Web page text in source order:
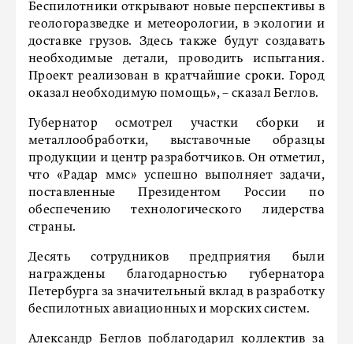
Беспилотники открывают новые перспективы в
геологоразведке и метеорологии, в экологии и
доставке грузов. Здесь также будут создавать
необходимые детали, проводить испытания.
Проект реализован в кратчайшие сроки. Город
оказал необходимую помощь», – сказал Беглов.
Губернатор осмотрел участки сборки и
металлообработки, выставочные образцы
продукции и центр разработчиков. Он отметил,
что «Радар ммс» успешно выполняет задачи,
поставленные Президентом России по
обеспечению технологического лидерства
страны.
Десять сотрудников предприятия были
награждены благодарностью губернатора
Петербурга за значительный вклад в разработку
беспилотных авиационных и морских систем.
Александр Беглов поблагодарил коллектив за